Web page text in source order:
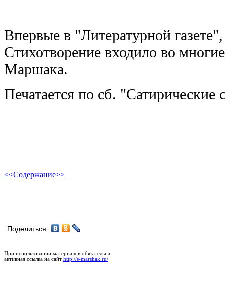
Впервые в "Литературной
Стихотворение входило во
Маршака.
Печатается по сб. "Сатирические
<<Содержание>>
Поделиться
При использовании материалов обязательна
активная ссылка на сайт http://s-marshak.ru/